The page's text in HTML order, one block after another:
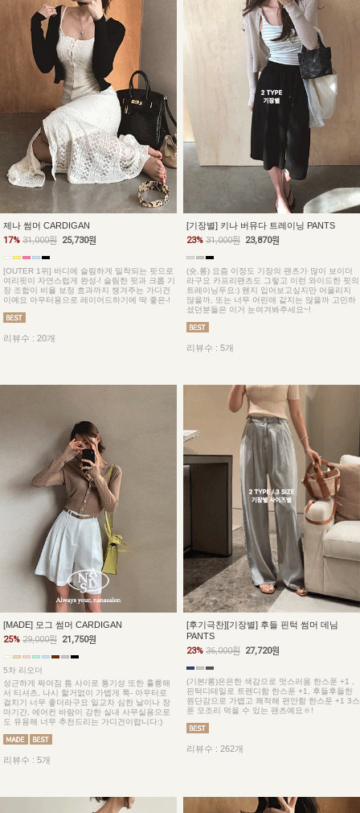
제나 썸머 CARDIGAN
17% 31,000원 25,730원
[OUTER 1위] 바디에 슬림하게 밀착되는 핏으로
여리핏이 자연스럽게 완성-! 슬림한 핏과 크롭 기
장 조합이 비율 보정 효과까지 챙겨주는 가디건
이예요 아우터용으로 레이어드하기에 딱 좋은-!
리뷰수 : 20개
[기장별] 키나 버뮤다 트레이닝 PANTS
23% 31,000원 23,870원
(숏,롱) 요즘 이정도 기장의 팬츠가 많이 보이더
라구요 카프리팬츠도 그렇고 이런 와이드한 핏의
트레이닝두요:) 왠지 입어보고싶지만 어울리지
않을까, 또는 너무 어린애 같지는 않을까 고민하
셨던분들은 이거 눈여겨봐주세요~!
리뷰수 : 5개
[MADE] 모그 썸머 CARDIGAN
25% 29,000원 21,750원
5차 리오더
성근하게 짜여짐 틈 사이로 통기성 또한 훌륭해
서 티셔츠, 나시 할거없이 가볍게 툭- 아우터로
걸치기 너무 좋더라구요 일교차 심한 날이나 장
마기간, 에어컨 바람이 강한 실내 사무실용으로
도 유용해 너무 추천드리는 가디건이랍니다:)
리뷰수 : 5개
[후기극찬][기장별] 후들 핀턱 썸머 데님
PANTS
23% 36,000원 27,720원
(기본/롱)은은한 색감으로 멋스러움 한스푼 +1 ,
핀턱디테일로 트렌디함 한스푼 +1, 후들후들한
원단감으로 가볍고 쾌적해 편안함 한스푼 +1 3스
푼 모조리 먹을 수 있는 팬츠예요ㅎ!
리뷰수 : 262개